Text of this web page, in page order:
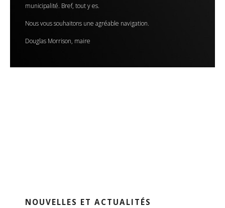
municipalité. Bref, tout y es.
Nous vous souhaitons une agréable navigation.
Douglas Morrison, maire
NOUVELLES ET ACTUALITÉS